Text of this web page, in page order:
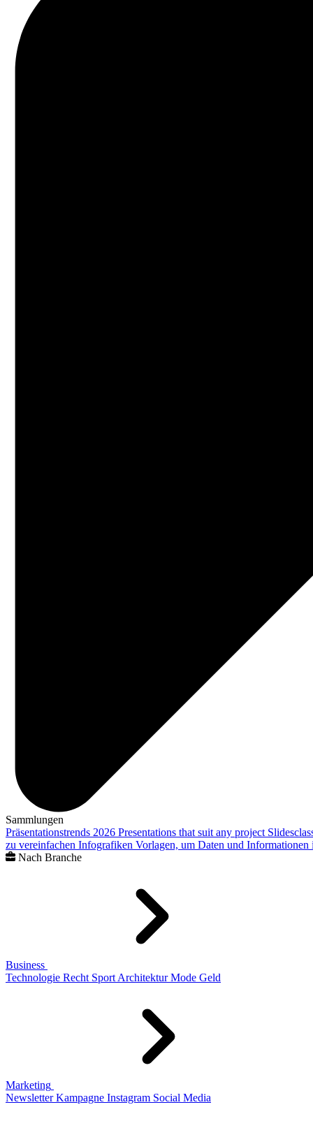
Sammlungen
Präsentationstrends 2026 Presentations that suit any project
zu vereinfachen Infografiken Vorlagen, um Daten und
Nach Branche
Business
Technologie Recht Sport Architektur Mode Geld
Marketing
Newsletter Kampagne Instagram Social Media